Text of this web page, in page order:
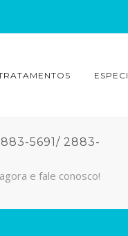
5691/ 2883-
e fale conosco!